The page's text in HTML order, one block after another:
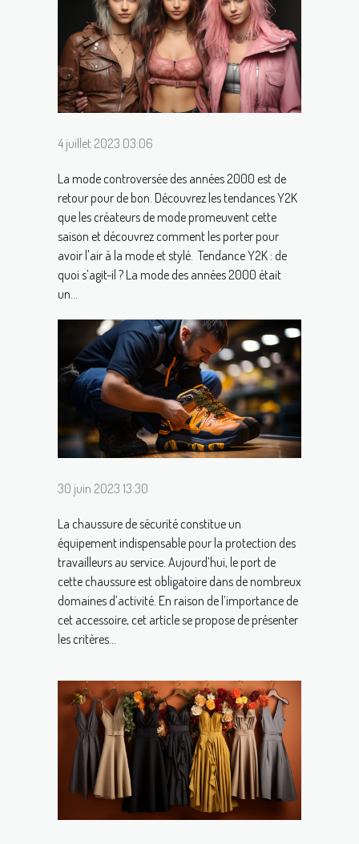
4 juillet 2023 03:06
La mode controversée des années 2000 est de
retour pour de bon. Découvrez les tendances Y2K
que les créateurs de mode promeuvent cette
saison et découvrez comment les porter pour
avoir l'air à la mode et stylé. Tendance Y2K : de
quoi s’agit-il ? La mode des années 2000 était
un...
30 juin 2023 13:30
La chaussure de sécurité constitue un
équipement indispensable pour la protection des
travailleurs au service. Aujourd’hui, le port de
cette chaussure est obligatoire dans de nombreux
domaines d’activité. En raison de l’importance de
cet accessoire, cet article se propose de présenter
les critères...